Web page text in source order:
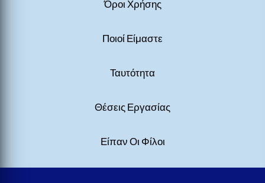
Όροι Χρήσης
Ποιοί Είμαστε
Ταυτότητα
Θέσεις Εργασίας
Είπαν Οι Φίλοι